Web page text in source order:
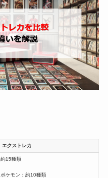
エクストレカ
約15種類
ポケモン：約10種類